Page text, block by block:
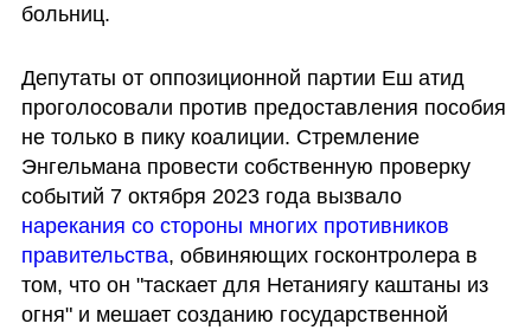
больниц.
Депутаты от оппозиционной партии Еш атид
проголосовали против предоставления пособия
не только в пику коалиции. Стремление
Энгельмана провести собственную проверку
событий 7 октября 2023 года вызвало
нарекания со стороны многих противников
правительства, обвиняющих госконтролера в
том, что он "таскает для Нетаниягу каштаны из
огня" и мешает созданию государственной